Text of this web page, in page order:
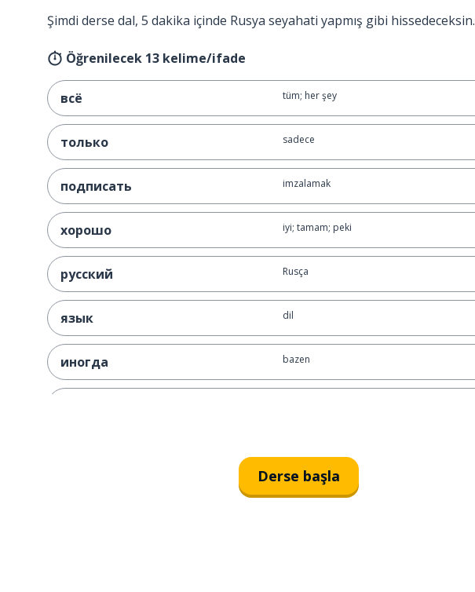
Şimdi derse dal, 5 dakika içinde Rusya seyahati yapmış gibi hissedeceksin.
Öğrenilecek 13 kelime/ifade
всё tüm; her şey
только sadece
подписать imzalamak
хорошо iyi; tamam; peki
русский Rusça
язык dil
иногда bazen
Derse başla